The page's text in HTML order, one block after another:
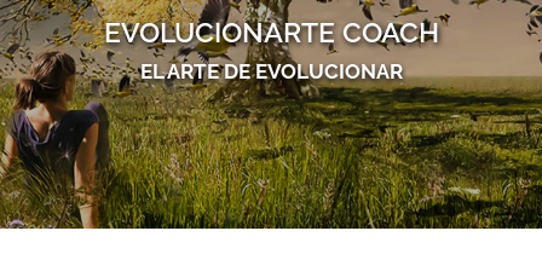
EVOLUCIONARTE COACH
EL ARTE DE EVOLUCIONAR